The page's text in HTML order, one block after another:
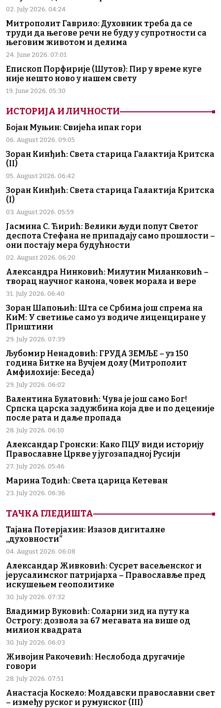
02. July 2026. 04:24
Митрополит Гаврило: Духовник треба да се
труди да његове речи не буду у супротности са
његовим животом и делима
24. June 2026. 07:01
Епископ Порфирије (Шутов): Пир у време куге
није нешто ново у нашем свету
19. June 2026. 05:30
ИСТОРИЈА И ЛИЧНОСТИ
Бојан Муњин: Свијећа ипак гори
06. August 2026. 09:05
Зоран Кинђић: Света старица Галактија Критска
(II)
05. August 2026. 06:42
Зоран Кинђић: Света старица Галактија Критска
(I)
03. August 2026. 05:59
Јасмина С. Ћирић: Велики људи попут Светог
деспота Стефана не припадају само прошлости –
они постају мера будућности
02. August 2026. 06:20
Александра Нинковић: Милутин Миланковић –
творац научног канона, човек морала и вере
31. July 2026. 06:40
Зоран Шапоњић: Шта се Србима још спрема на
КиМ: У светиње само уз водиче лиценциране у
Приштини
29. July 2026. 07:39
Љубомир Ненадовић: ГРУДА ЗЕМЉЕ – уз 150
година Битке на Вучјем долу (Митрополит
Амфилохије: Беседа)
29. July 2026. 06:02
Валентина Булатовић: Чува је још само Бог!
Српска царска задужбина која две и по деценије
после рата и даље пропада
28. July 2026. 06:10
Александар Гронски: Како ПЦУ види историју
Православне Цркве у југозападној Русији
27. July 2026. 05:46
Марина Тодић: Света царица Кетеван
23. July 2026. 06:36
ТАЧКА ГЛЕДИШТА
Тајана Потерјахин: Изазов дигиталне
„духовности”
04. August 2026. 06:08
Александар Живковић: Сусрет васељенског и
јерусалимског патријарха – Православље пред
искушењем геополитике
30. July 2026. 07:32
Владимир Вуковић: Соларни зид на путу ка
Острогу: дозвола за 67 мегавата на више од
милион квадрата
30. July 2026. 06:03
Живојин Ракочевић: Неслобода другачије
говори
28. July 2026. 07:51
Анастасја Коскело: Молдавски православни свет
– између руског и румунског (III)